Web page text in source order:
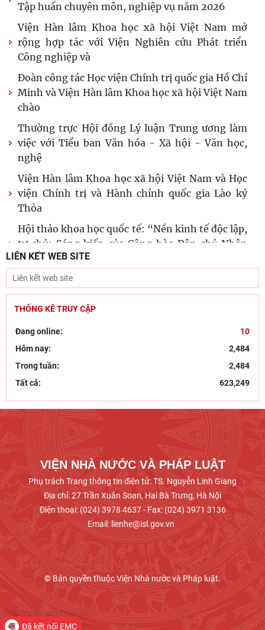
Tập huấn chuyên môn, nghiệp vụ năm 2026
Viện Hàn lâm Khoa học xã hội Việt Nam mở
rộng hợp tác với Viện Nghiên cứu Phát triển
Công nghiệp và
Đoàn công tác Học viện Chính trị quốc gia Hồ Chí
Minh và Viện Hàn lâm Khoa học xã hội Việt Nam
chào
Thường trực Hội đồng Lý luận Trung ương làm
việc với Tiểu ban Văn hóa - Xã hội - Văn học,
nghệ
Viện Hàn lâm Khoa học xã hội Việt Nam và Học
viện Chính trị và Hành chính quốc gia Lào ký
Thỏa
Hội thảo khoa học quốc tế: “Nền kinh tế độc lập,
tự chủ: Sáng kiến của Cộng hòa Dân chủ Nhân
dân
Đổi mới công tác kiểm tra, giám sát tại Chi bộ
Viện Nhà nước và Pháp luật: Gắn siết chặt kỷ
cương
Đẩy mạnh sáng tác văn học, nghệ thuật hướng
tới 80 năm Ngày Thương binh - Liệt sĩ
Chủ tịch Viện Hàn lâm Khoa học xã hội Việt Nam
thăm và làm việc tại Viện Khoa học Kinh tế và Xã
LIÊN KẾT WEB SITE
THỐNG KÊ TRUY CẬP
Đang online:
10
Hôm nay:
2,484
Trong tuần:
2,484
Tất cả:
623,249
VIỆN NHÀ NƯỚC VÀ PHÁP LUẬT
Phụ trách Trang thông tin điện tử: TS. Nguyễn Linh Giang
Địa chỉ: 27 Trần Xuân Soạn, Hai Bà Trưng, Hà Nội
Điện thoại: (024) 3978 4637 - Fax: (024) 3971 3136
Email: lienhe@isl.gov.vn
© Bản quyền thuộc Viện Nhà nước và Pháp luật.
Đã kết nối EMC